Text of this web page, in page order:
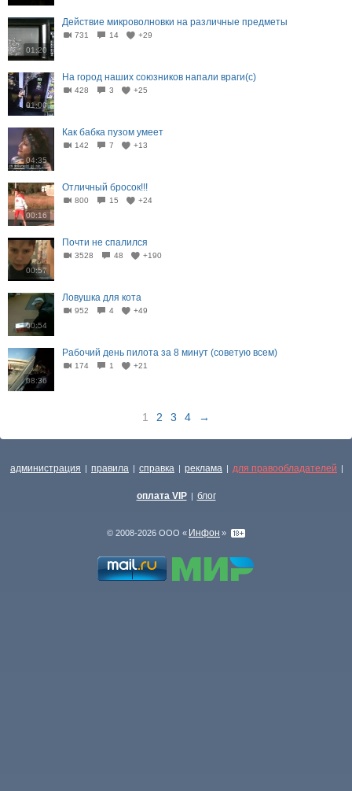
01:20
Действие микроволновки на различные предметы
731 14 +29
01:00
На город наших союзников напали враги(с)
428 3 +25
04:35
Как бабка пузом умеет
142 7 +13
00:16
Отличный бросок!!!
800 15 +24
00:57
Почти не спалился
3528 48 +190
00:54
Ловушка для кота
952 4 +49
08:36
Рабочий день пилота за 8 минут (советую всем)
174 1 +21
1 2 3 4 →
администрация | правила | справка | реклама | для правообладателей |
оплата VIP | блог
© 2008-2026 ООО « Инфон »